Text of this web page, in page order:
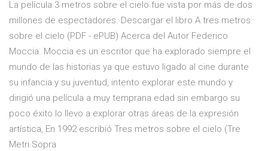
La película 3 metros sobre el cielo fue vista por más de dos
millones de espectadores. Descargar el libro A tres metros
sobre el cielo (PDF - ePUB) Acerca del Autor Federico
Moccia. Moccia es un escritor que ha explorado siempre el
mundo de las historias ya que estuvo ligado al cine durante
su infancia y su juventud, intento explorar este mundo y
dirigió una película a muy temprana edad sin embargo su
poco éxito lo llevo a explorar otras áreas de la expresión
artística, En 1992 escribió Tres metros sobre el cielo (Tre
Metri Sopra